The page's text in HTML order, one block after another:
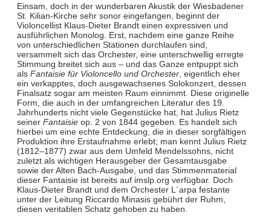
Einsam, doch in der wunderbaren Akustik der Wiesbadener
St. Kilian-Kirche sehr sonor eingefangen, beginnt der
Violoncellist Klaus-Dieter Brandt einen expressiven und
ausführlichen Monolog. Erst, nachdem eine ganze Reihe
von unterschiedlichen Stationen durchlaufen sind,
versammelt sich das Orchester, eine unterschwellig erregte
Stimmung breitet sich aus – und das Ganze entpuppt sich
alsFantaisie für Violoncello und Orchester, eigentlich eher
ein verkapptes, doch ausgewachsenes Solokonzert, dessen
Finalsatz sogar am meisten Raum einnimmt. Diese originelle
Form, die auch in der umfangreichen Literatur des 19.
Jahrhunderts nicht viele Gegenstücke hat, hat Julius Rietz
seiner Fantaisieop. 2 von 1844 gegeben. Es handelt sich
hierbei um eine echte Entdeckung, die in dieser sorgfältigen
Produktion ihre Erstaufnahme erlebt; man kennt Julius Rietz
(1812–1877) zwar aus dem Umfeld Mendelssohns, nicht
zuletzt als wichtigen Herausgeber der Gesamtausgabe
sowie der Alten Bach-Ausgabe, und das Stimmenmaterial
dieser Fantaisie ist bereits auf imslp.org verfügbar. Doch
Klaus-Dieter Brandt und dem Orchester L´arpa festante
unter der Leitung Riccardo Minasis gebührt der Ruhm,
diesen veritablen Schatz gehoben zu haben.